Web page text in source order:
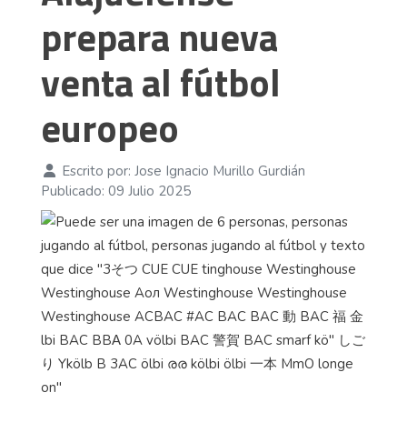
prepara nueva
venta al fútbol
europeo
Escrito por: Jose Ignacio Murillo Gurdián
Publicado: 09 Julio 2025